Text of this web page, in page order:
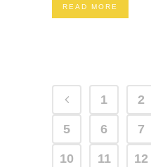
READ MORE
1 2
5 6 7
10 11 12